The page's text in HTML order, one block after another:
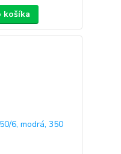
košíka